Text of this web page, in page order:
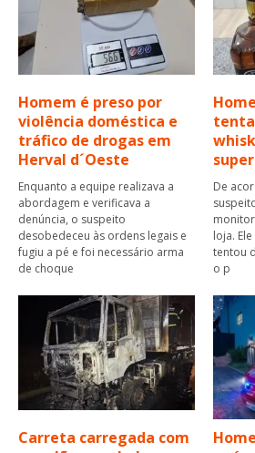
Homem é preso por
violência doméstica e
tráfico de drogas em
Herval d´Oeste
Enquanto a equipe realizava a
abordagem e verificava a
denúncia, o suspeito
desobedeceu às ordens legais e
fugiu a pé e foi necessário arma
de choque
De
loja.
tentou
o p
Carreta carregada com